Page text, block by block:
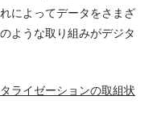
によってデータをさまざ
ような取り組みがデジタ
ライゼーションの取組状